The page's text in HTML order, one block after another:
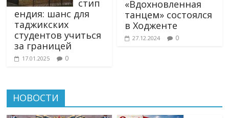
стип
ендия: шанс для
таджикских
студентов учиться
за границей
17.01.2025 0
«Вдохновленная
танцем» состоялся
в Ходженте
27.12.2024 0
НОВОСТИ